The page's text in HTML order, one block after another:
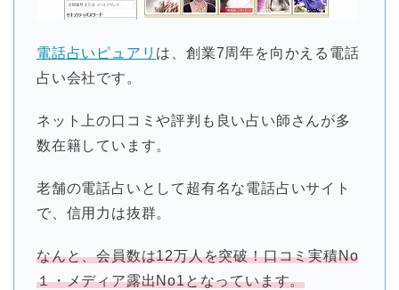
電話占いピュアリ は、創業7周年を向かえる電話
占い会社です。
ネット上の口コミや評判も良い占い師さんが多
数在籍しています。
老舗の電話占いとして超有名な電話占いサイト
で、信用力は抜群。
なんと、会員数は12万人を突破！口コミ実積No
１・メディア露出No1となっています。